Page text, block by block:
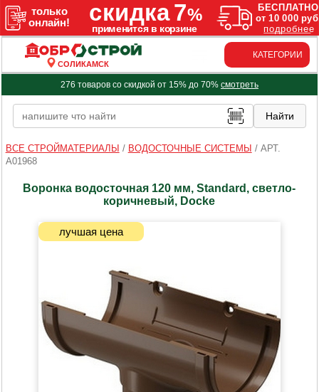
СОЛИКАМСК
КАТЕГОРИИ
276 товаров со скидкой от 15% до 70% смотреть
ВСЕ СТРОЙМАТЕРИАЛЫ / ВОДОСТОЧНЫЕ СИСТЕМЫ / АРТ.
A01968
Воронка водосточная 120 мм, Standard, светло-
коричневый, Docke